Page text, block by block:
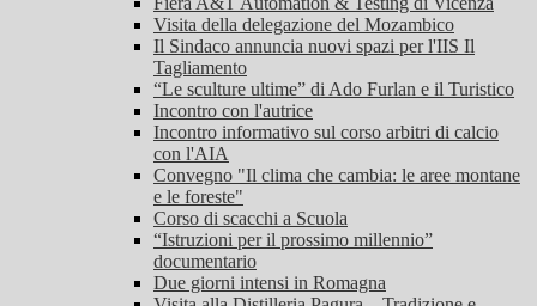
Visita della delegazione del Mozambico
Il Sindaco annuncia nuovi spazi per l'IIS Il
Tagliamento
“Le sculture ultime” di Ado Furlan e il Turistico
Incontro con l'autrice
Incontro informativo sul corso arbitri di calcio
con l'AIA
Convegno "Il clima che cambia: le aree montane
e le foreste"
Corso di scacchi a Scuola
“Istruzioni per il prossimo millennio”
documentario
Due giorni intensi in Romagna